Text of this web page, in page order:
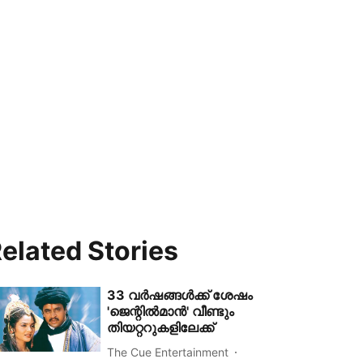
Stories
33 വർഷങ്ങൾക്ക് ശേഷം
'ജെന്റിൽമാൻ' വീണ്ടും
തിയറ്ററുകളിലേക്ക്
The Cue Entertainment